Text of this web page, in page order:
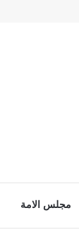
مجلس الامة